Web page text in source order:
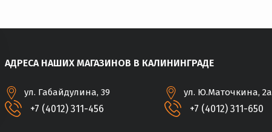
АДРЕСА НАШИХ МАГАЗИНОВ В КАЛИНИНГРАДЕ
ул. Габайдулина, 39
+7 (4012) 311-456
ул. Ю.Маточкина, 2а
+7 (4012) 311-650